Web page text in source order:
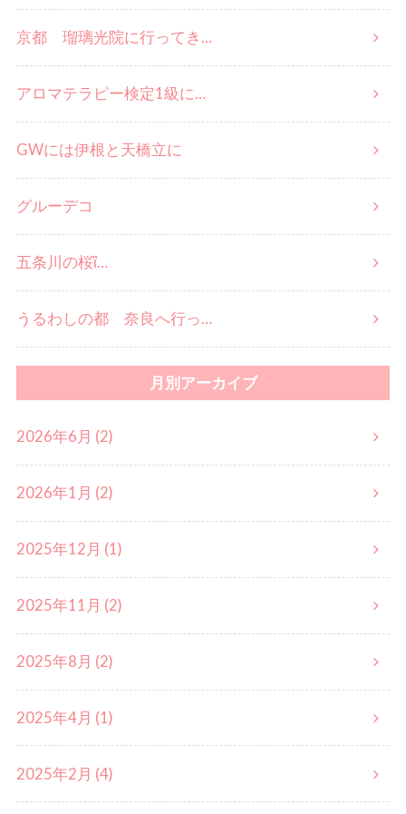
京都 瑠璃光院に行ってき…
アロマテラピー検定1級に…
GWには伊根と天橋立に
グルーデコ
五条川の桜ἳ…
うるわしの都 奈良へ行っ…
月別アーカイブ
2026年6月 (2)
2026年1月 (2)
2025年12月 (1)
2025年11月 (2)
2025年8月 (2)
2025年4月 (1)
2025年2月 (4)